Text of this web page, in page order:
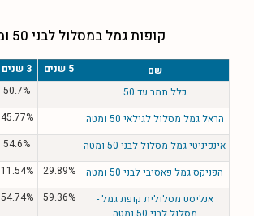
קופות גמל במסלול לבני 50 ומטה
שם 5 שנים 3 שנים
כלל תמר עד 50
50.7%
הראל גמל מסלול לגילאי 50 ומטה
45.77%
אינפיניטי גמל מסלול לבני 50 ומטה
54.6%
הפניקס גמל פאסיבי לבני 50 ומטה
29.89%
11.54%
אנליסט מסלולית קופת גמל -
59.36%
54.74%